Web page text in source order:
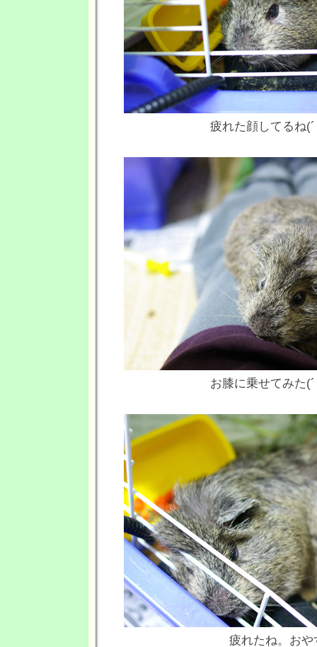
疲れた顔してるね
お膝に乗せてみた
疲れたね。おや